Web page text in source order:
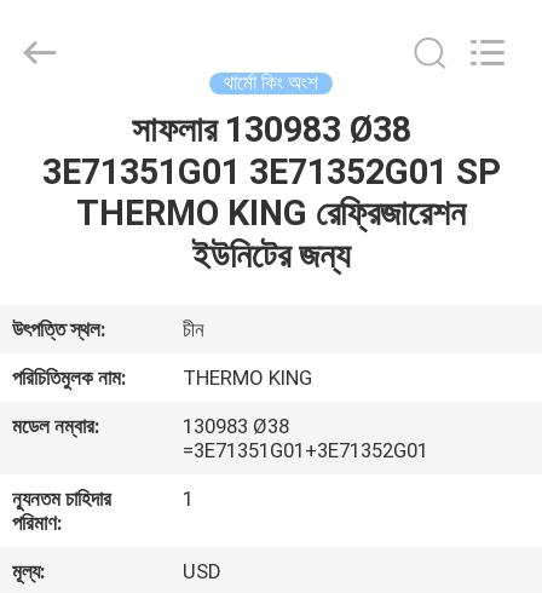
সম্বন্ধে
পরিদর্শন
গুণমান
নিয়ন্ত্রণ
INDUSTRY
থার্মো কিং অংশ
সাফলার 130983 Ø38
3E71351G01 3E71352G01 SP
THERMO KING রেফ্রিজারেশন
ইউনিটের জন্য
উৎপত্তি স্থল:
চীন
পরিচিতিমুলক নাম:
THERMO KING
মডেল নম্বার:
130983 Ø38
=3E71351G01+3E71352G01
ন্যূনতম চাহিদার
পরিমাণ:
1
মূল্য:
USD